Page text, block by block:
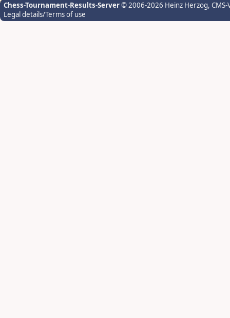
Chess-Tournament-Results-Server© 2006-2026 Heinz Herzog,
Legal details/Terms of use